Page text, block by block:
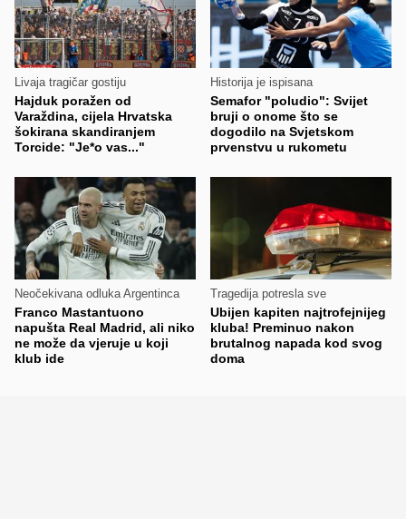
Livaja tragičar gostiju
Hajduk poražen od
Varaždina, cijela Hrvatska
šokirana skandiranjem
Torcide: "Je*o vas..."
Historija je ispisana
Semafor "poludio": Svijet
bruji o onome što se
dogodilo na Svjetskom
prvenstvu u rukometu
Neočekivana odluka Argentinca
Franco Mastantuono
napušta Real Madrid, ali niko
ne može da vjeruje u koji
klub ide
Tragedija potresla sve
Ubijen kapiten najtrofejnijeg
kluba! Preminuo nakon
brutalnog napada kod svog
doma